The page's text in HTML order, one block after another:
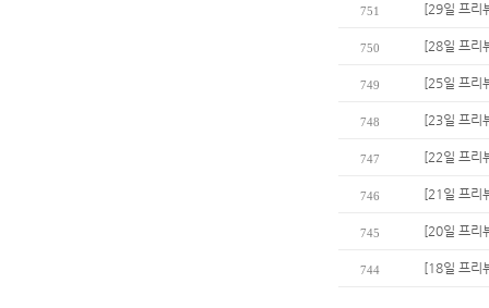
751 [29일 프리
750 [28일 프리
749 [25일 프리
748 [23일 프리
747 [22일 프리
746 [21일 프리
745 [20일 프리
744 [18일 프리